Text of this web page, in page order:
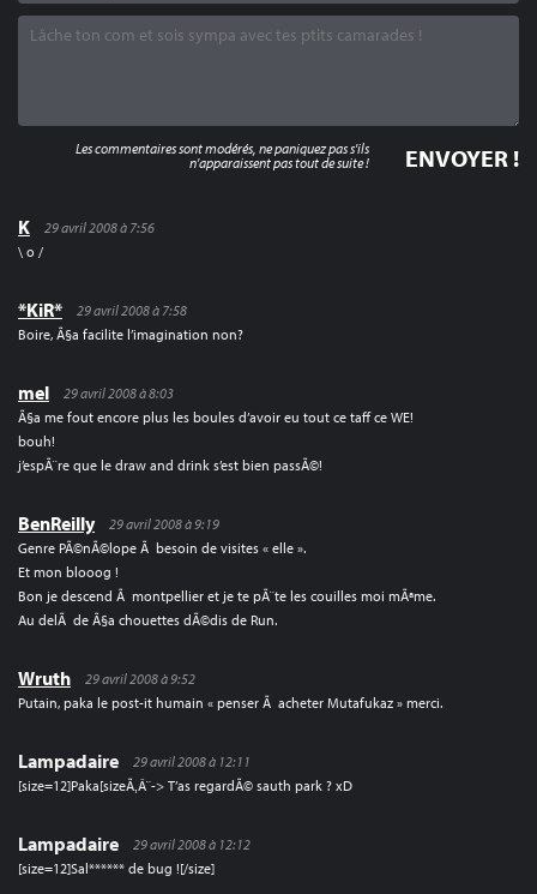
K
29 avril 2008 à 7:56
\ o /
*KiR*
29 avril 2008 à 7:58
Boire, Ã§a facilite l’imagination non?
mel
29 avril 2008 à 8:03
Ã§a me fout encore plus les boules d’avoir eu tout ce taff ce WE!
bouh!
j’espÃ¨re que le draw and drink s’est bien passÃ©!
BenReilly
29 avril 2008 à 9:19
Genre PÃ©nÃ©lope Ã besoin de visites « elle ».
Et mon blooog !
Bon je descend Ã montpellier et je te pÃ¨te les couilles moi mÃªme.
Au delÃ de Ã§a chouettes dÃ©dis de Run.
Wruth
29 avril 2008 à 9:52
Putain, paka le post-it humain « penser Ã acheter Mutafukaz » merci.
Lampadaire
29 avril 2008 à 12:11
[size=12]Paka[sizeÃ‚Â¨-> T’as regardÃ© sauth park ? xD
Lampadaire
29 avril 2008 à 12:12
[size=12]Sal****** de bug ![/size]
Les commentaires sont modérés, ne paniquez pas s'ils
n'apparaissent pas tout de suite !